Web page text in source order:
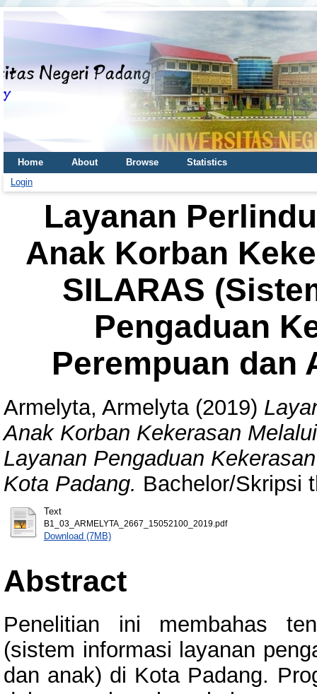
Home About Browse
Statistics
Login
Layanan
Anak Korban
SILARAS
Pengaduan
Perempuan dan
Armelyta, Armelyta(2019)
Anak Korban Kekerasan
Layanan Pengaduan
Kota Padang. Bachelor/Skripsi
Text
B1_03_ARMELYTA_2667_15052100_2019.pdf
Download (7MB)
Abstract
Penelitian ini membahas
(sistem informasi layanan
dan anak) di Kota Padang.